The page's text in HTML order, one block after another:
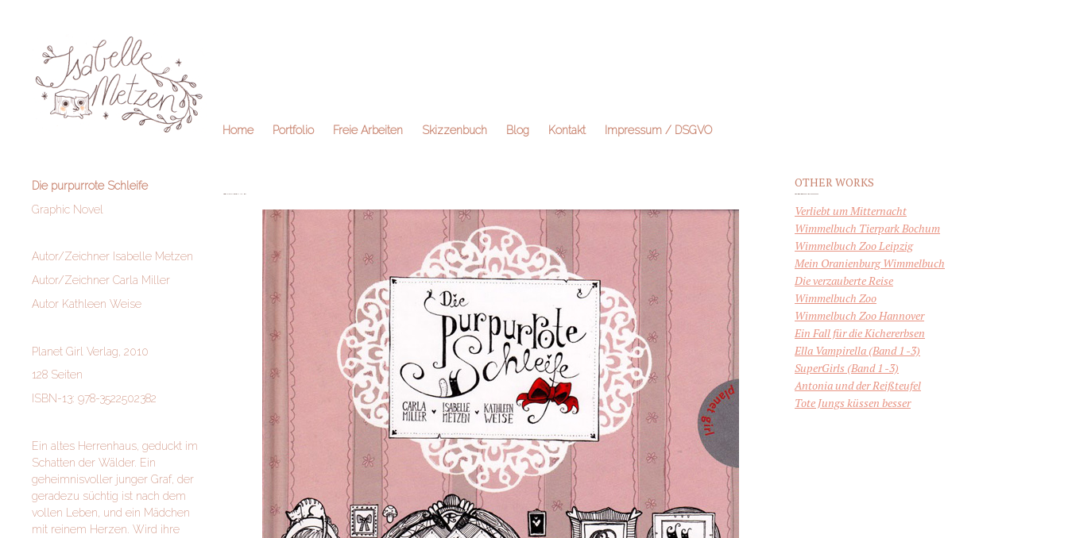
Home Portfolio Freie Arbeiten Skizzenbuch Blog Kontakt Impressum / DSGVO
Die purpurrote Schleife
Graphic Novel
Autor/Zeichner Isabelle Metzen
Autor/Zeichner Carla Miller
Autor Kathleen Weise
Planet Girl Verlag, 2010
128 Seiten
ISBN-13: 978-3522502382
Ein altes Herrenhaus, geduckt im
Schatten der Wälder. Ein
geheimnisvoller junger Graf, der
geradezu süchtig ist nach dem
vollen Leben, und ein Mädchen
mit reinem Herzen. Wird ihre
OTHER WORKS
Verliebt um Mitternacht
Wimmelbuch Tierpark Bochum
Wimmelbuch Zoo Leipzig
Mein Oranienburg Wimmelbuch
Die verzauberte Reise
Wimmelbuch Zoo
Wimmelbuch Zoo Hannover
Ein Fall für die Kichererbsen
Ella Vampirella (Band 1 -3)
SuperGirls (Band 1 -3)
Antonia und der Reißteufel
Tote Jungs küssen besser